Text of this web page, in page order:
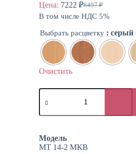
Цена: 8497₽
Первоначальная
цена
8497 ₽.
7222 ₽Текущая
цена:
В том числе НДС 5%
Выбрать расцветку : серый
Очистить
Количество
товара
для
врача
Модель
МТ 14-2 МКВ